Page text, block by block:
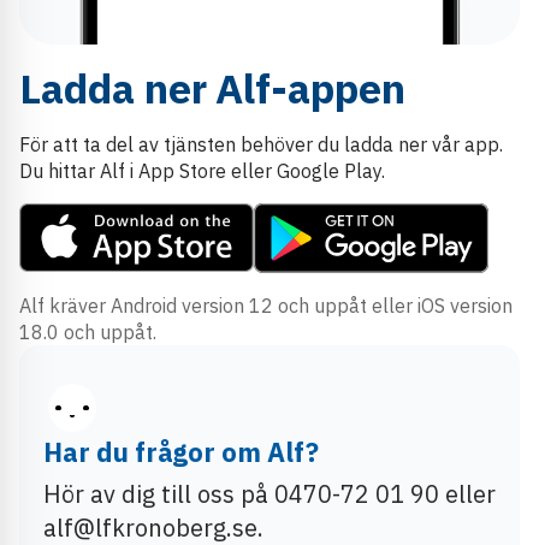
Ladda ner Alf-appen
För att ta del av tjänsten behöver du ladda ner vår app.
Du hittar Alf i App Store eller Google Play.
Alf kräver Android version 12 och uppåt eller iOS version
18.0 och uppåt.
Har du frågor om Alf?
Hör av dig till oss på 0470-72 01 90 eller
alf@lfkronoberg.se.